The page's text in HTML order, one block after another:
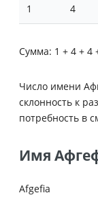
1 4
Сумма: 1 + 4 + 4
Число имени
склонность к
потребность в
Имя
Afgefia